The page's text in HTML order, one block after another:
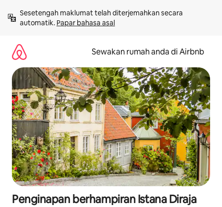
kandungan
Sesetengah maklumat telah diterjemahkan secara
automatik. Papar bahasa asal
Sewakan rumah anda di Airbnb
Penginapan berhampiran Istana Diraja